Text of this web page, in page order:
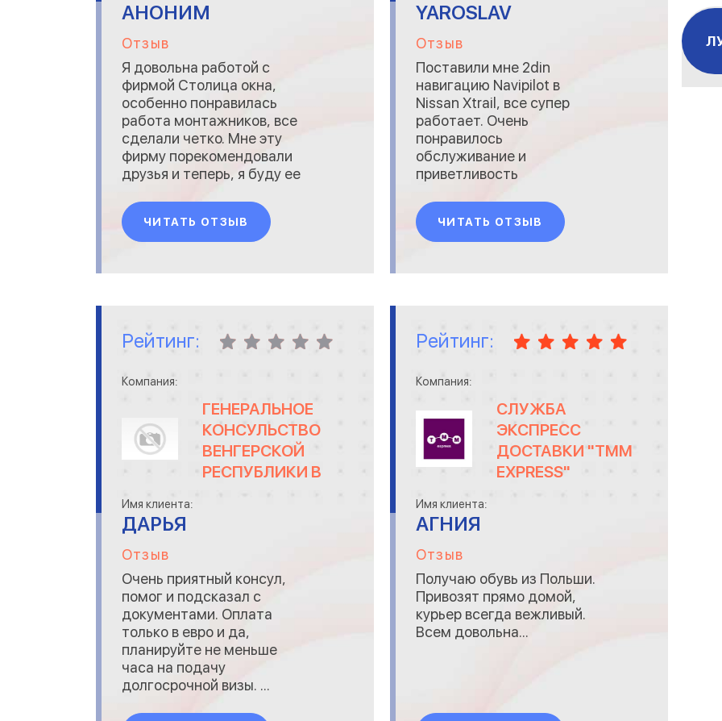
АНОНИМ
Отзыв
Я довольна работой с
фирмой Столица окна,
особенно понравилась
работа монтажников, все
сделали четко. Мне эту
фирму порекомендовали
друзья и теперь, я буду ее
друзьям и знакомым....
ЧИТАТЬ ОТЗЫВ
YAROSLAV
Отзыв
Поставили мне 2din
навигацию Navipilot в
Nissan Xtrail, все супер
работает. Очень
понравилось
обслуживание и
приветливость
рассказали и показали, а
потом еще
консультировали по
ЧИТАТЬ ОТЗЫВ
Рейтинг:
Компания:
ГЕНЕРАЛЬНОЕ
КОНСУЛЬСТВО
ВЕНГЕРСКОЙ
РЕСПУБЛИКИ В
Имя клиента:
ДАРЬЯ
Отзыв
Очень приятный консул,
помог и подсказал с
документами. Оплата
только в евро и да,
планируйте не меньше
часа на подачу
долгосрочной визы. ...
Рейтинг:
Компания:
СЛУЖБА
ЭКСПРЕСС
ДОСТАВКИ "TMM
EXPRESS"
Имя клиента:
АГНИЯ
Отзыв
Получаю обувь из Польши.
Привозят прямо домой,
курьер всегда вежливый.
Всем довольна...